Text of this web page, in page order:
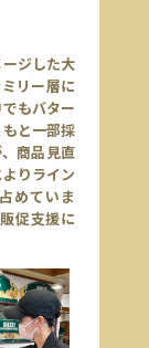
ジした大
リー層に
もバター
と一部採
商品見直
りライン
めていま
促支援に